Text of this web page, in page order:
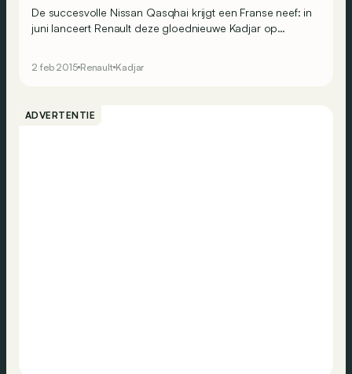
De succesvolle Nissan Qasqhai krijgt een Franse neef: in
juni lanceert Renault deze gloednieuwe Kadjar op
2 feb 2015 Renault Kadjar
ADVERTENTIE